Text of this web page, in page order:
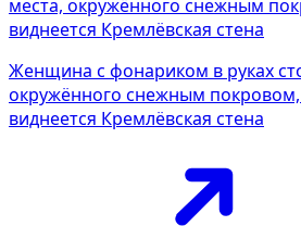
Женщина с фонариком в руках
окружённого снежным
виднеется Кремлёвская стена